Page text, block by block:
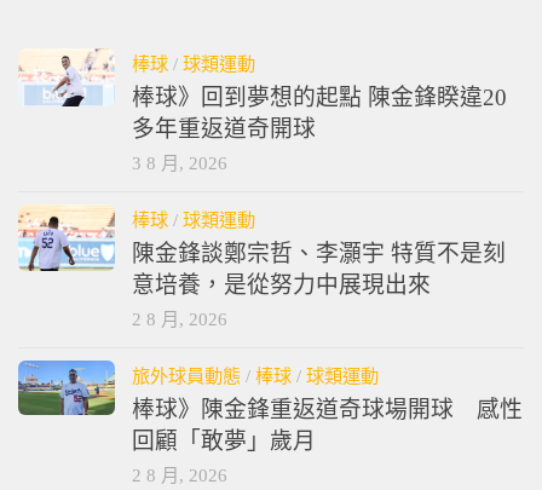
棒球 / 球類運動
棒球》回到夢想的起點 陳金鋒睽違20
多年重返道奇開球
3 8 月, 2026
棒球 / 球類運動
陳金鋒談鄭宗哲、李灝宇 特質不是刻
意培養，是從努力中展現出來
2 8 月, 2026
旅外球員動態 / 棒球 / 球類運動
棒球》陳金鋒重返道奇球場開球 感性
回顧「敢夢」歲月
2 8 月, 2026